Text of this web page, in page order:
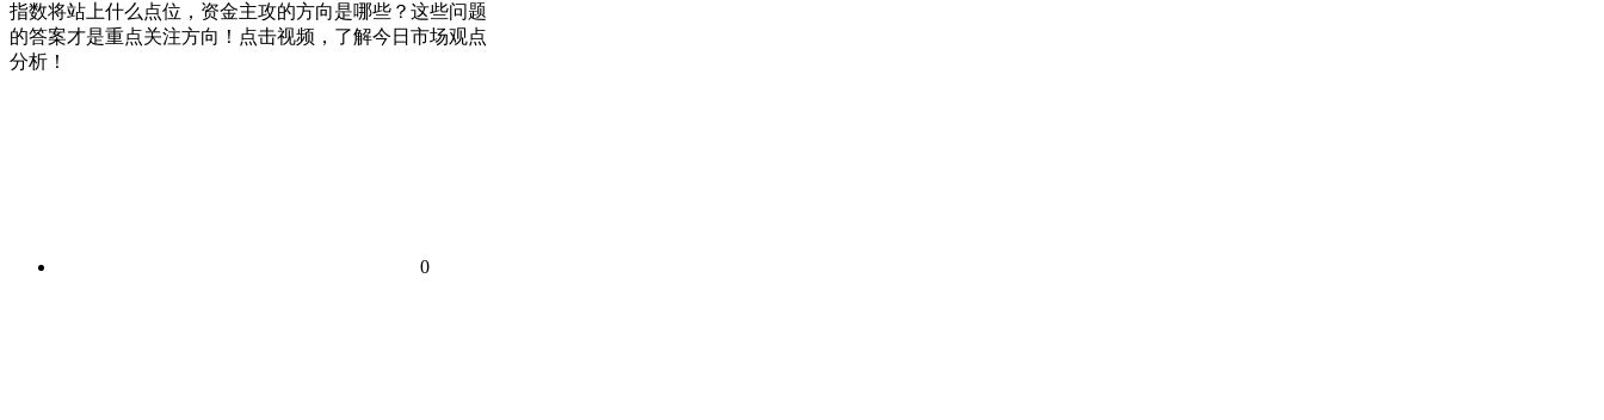
指数将站上什么点位，资金主攻的方向是哪些？这些问题
的答案才是重点关注方向！点击视频，了解今日市场观点
分析！
0